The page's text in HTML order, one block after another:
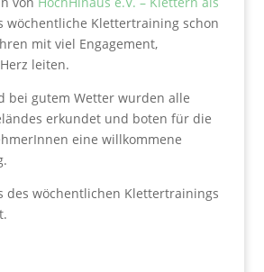
wöchentliche Klettertraining schon
mit viel Engagement,
leiten.
bei gutem Wetter wurden alle
erkundet und boten für die
eine willkommene
des wöchentlichen Klettertrainings